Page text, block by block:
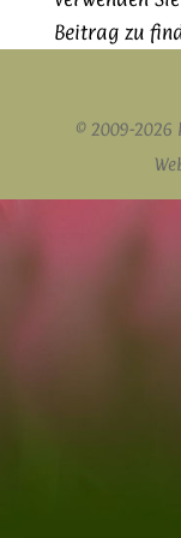
Beitrag zu
© 2009-2026